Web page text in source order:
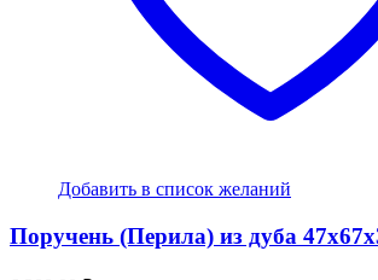
Добавить в список желаний
Поручень (Перила) из дуба